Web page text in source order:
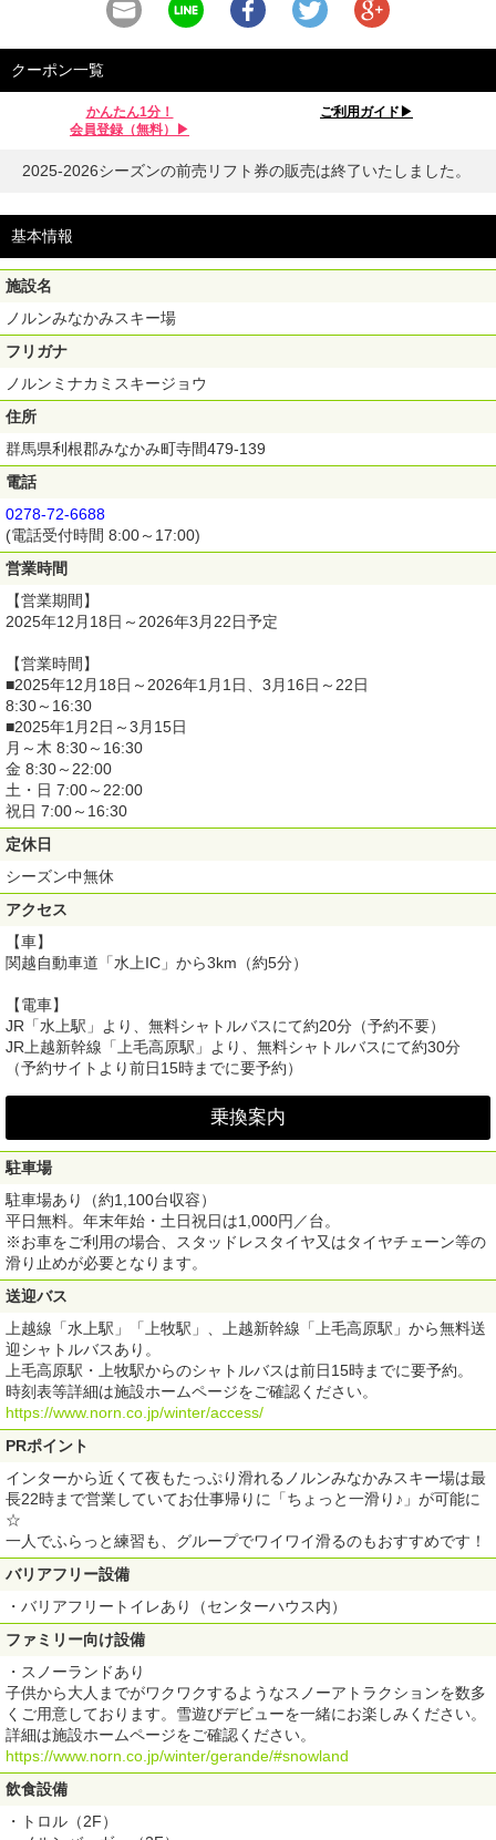
クーポン一覧
かんたん1分！
会員登録（無料）▶︎
ご利用ガイド▶︎
2025-2026シーズンの前売リフト券の販売は終了いたしました。
基本情報
施設名
ノルンみなかみスキー場
フリガナ
ノルンミナカミスキージョウ
住所
群馬県利根郡みなかみ町寺間479-139
電話
0278-72-6688
(電話受付時間 8:00～17:00)
営業時間
【営業期間】
2025年12月18日～2026年3月22日予定
【営業時間】
■2025年12月18日～2026年1月1日、3月16日～22日
8:30～16:30
■2025年1月2日～3月15日
月～木 8:30～16:30
金 8:30～22:00
土・日 7:00～22:00
祝日 7:00～16:30
定休日
シーズン中無休
アクセス
【車】
関越自動車道「水上IC」から3km（約5分）
【電車】
JR「水上駅」より、無料シャトルバスにて約20分（予約不要）
JR上越新幹線「上毛高原駅」より、無料シャトルバスにて約30分
（予約サイトより前日15時までに要予約）
乗換案内
駐車場
駐車場あり（約1,100台収容）
平日無料。年末年始・土日祝日は1,000円／台。
※お車をご利用の場合、スタッドレスタイヤ又はタイヤチェーン等の
滑り止めが必要となります。
送迎バス
上越線「水上駅」「上牧駅」、上越新幹線「上毛高原駅」から無料送
迎シャトルバスあり。
上毛高原駅・上牧駅からのシャトルバスは前日15時までに要予約。
時刻表等詳細は施設ホームページをご確認ください。
https://www.norn.co.jp/winter/access/
PRポイント
インターから近くて夜もたっぷり滑れるノルンみなかみスキー場は最
長22時まで営業していてお仕事帰りに「ちょっと一滑り♪」が可能に
☆
一人でふらっと練習も、グループでワイワイ滑るのもおすすめです！
バリアフリー設備
・バリアフリートイレあり（センターハウス内）
ファミリー向け設備
・スノーランドあり
子供から大人までがワクワクするようなスノーアトラクションを数多
くご用意しております。雪遊びデビューを一緒にお楽しみください。
詳細は施設ホームページをご確認ください。
https://www.norn.co.jp/winter/gerande/#snowland
飲食設備
・トロル（2F）